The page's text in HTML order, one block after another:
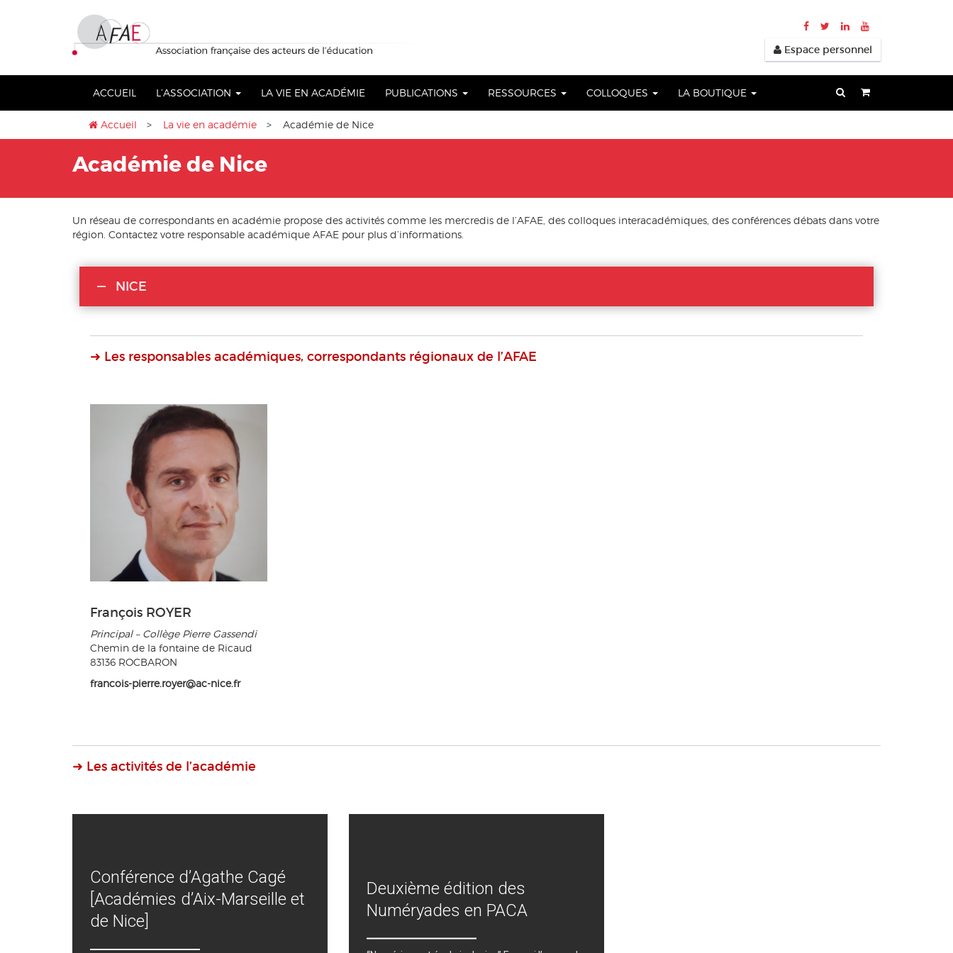
Espace personnel
ACCUEIL L’ASSOCIATION LA VIE EN ACADÉMIE PUBLICATIONS RESSOURCES COLLOQUES LA BOUTIQUE
Accueil > La vie en académie > Académie de Nice
Académie de Nice
Un réseau de correspondants en académie propose des activités comme les mercredis de l’AFAE, des colloques interacadémiques, des conférences débats dans votre
région. Contactez votre responsable académique AFAE pour plus d’informations.
NICE
➜ Les responsables académiques, correspondants régionaux de l’AFAE
François ROYER
Principal – Collège Pierre Gassendi
Chemin de la fontaine de Ricaud
83136 ROCBARON
francois-pierre.royer@ac-nice.fr
➜ Les activités de l’académie
Conférence d’Agathe Cagé
[Académies d’Aix-Marseille et
de Nice]
Deuxième édition des
Numéryades en PACA